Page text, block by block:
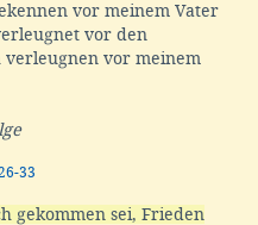
vor meinem Vater
vor den
verleugnen vor meinem
33
gekommen sei, Frieden